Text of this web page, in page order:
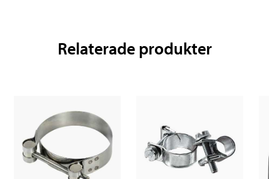
Relaterade produkter